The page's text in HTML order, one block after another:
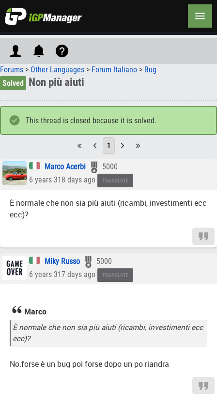
Forums > Other Languages > Forum Italiano > Bug
Solved
Non più aiuti
This thread is closed because it is solved.
1
Marco Acerbi
5000
6 years 318 days ago
TRANSLATE
È normale che non sia più aiuti (ricambi, investimenti ecc
ecc)?
Miky Russo
5000
6 years 317 days ago
TRANSLATE
Marco
È normale che non sia più aiuti (ricambi, investimenti ecc
ecc)?
No.forse è un bug poi forse dopo un po riandra